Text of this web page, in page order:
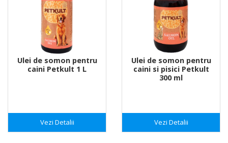
Ulei de somon pentru
caini Petkult 1 L
Vezi Detalii
Ulei de somon pentru
caini si pisici Petkult
300 ml
Vezi Detalii